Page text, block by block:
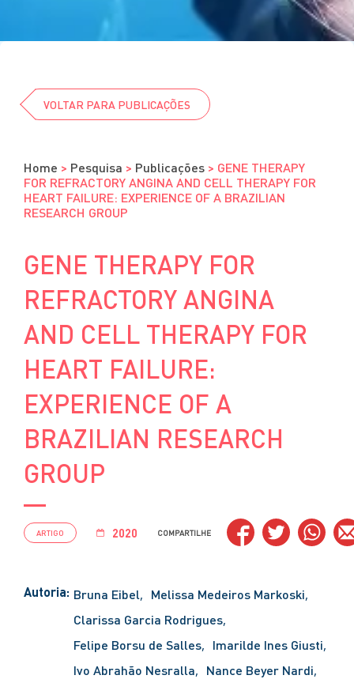
VOLTAR PARA PUBLICAÇÕES
Home > Pesquisa > Publicações > GENE THERAPY
FOR REFRACTORY ANGINA AND CELL THERAPY FOR
HEART FAILURE: EXPERIENCE OF A BRAZILIAN
RESEARCH GROUP
GENE THERAPY FOR
REFRACTORY ANGINA
AND CELL THERAPY FOR
HEART FAILURE:
EXPERIENCE OF A
BRAZILIAN RESEARCH
GROUP
ARTIGO 2020 COMPARTILHE
Autoria: Bruna Eibel
Melissa Medeiros Markoski
Clarissa Garcia Rodrigues
Felipe Borsu de Salles
Imarilde Ines Giusti
Ivo Abrahão Nesralla
Nance Beyer Nardi